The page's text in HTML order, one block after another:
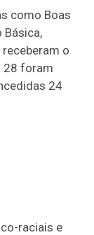
como Boas
Básica,
o
28 foram
24
raciais e